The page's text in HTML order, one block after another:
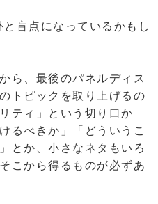
盲点になっているかもし
ら、最後のパネルディス
トピックを取り上げるの
ティ」という切り口か
るべきか」「どういうこ
とか、小さなネタもいろ
こから得るものが必ずあ